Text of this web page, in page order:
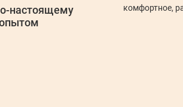
настоящему
комфортное,